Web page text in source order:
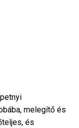
melegítő és
és